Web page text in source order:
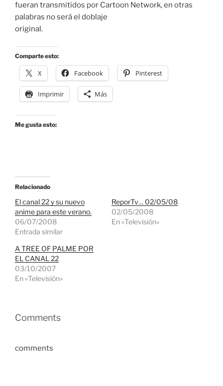
fueran transmitidos por Cartoon Network, en otras
palabras no será el doblaje
original.
Comparte esto:
X Facebook Pinterest
Imprimir Más
Me gusta esto:
Relacionado
El canal 22 y su nuevo
anime para este verano.
06/07/2008
Entrada similar
ReporTv… 02/05/08
02/05/2008
En «Televisión»
A TREE OF PALME POR
EL CANAL 22
03/10/2007
En «Televisión»
Comments
comments